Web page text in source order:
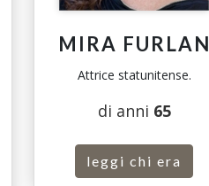
MIRA FURLAN
Attrice statunitense.
di anni 65
leggi chi era